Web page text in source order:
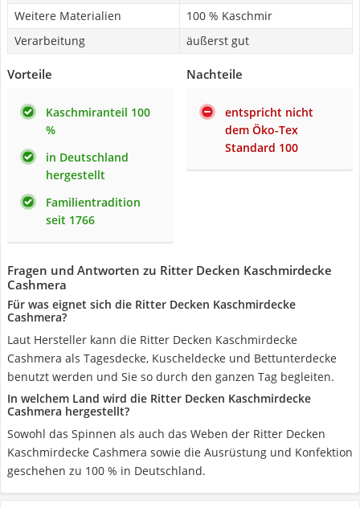
Weitere Materialien
100 % Kaschmir
Verarbeitung
äußerst gut
Vorteile
Kaschmiranteil 100
%
in Deutschland
hergestellt
Familientradition
seit 1766
Nachteile
entspricht nicht
dem Öko-Tex
Standard 100
Fragen und Antworten zu Ritter Decken Kaschmirdecke
Cashmera
Für was eignet sich die Ritter Decken Kaschmirdecke
Cashmera?
Laut Hersteller kann die Ritter Decken Kaschmirdecke
Cashmera als Tagesdecke, Kuscheldecke und Bettunterdecke
benutzt werden und Sie so durch den ganzen Tag begleiten.
In welchem Land wird die Ritter Decken Kaschmirdecke
Cashmera hergestellt?
Sowohl das Spinnen als auch das Weben der Ritter Decken
Kaschmirdecke Cashmera sowie die Ausrüstung und Konfektion
geschehen zu 100 % in Deutschland.